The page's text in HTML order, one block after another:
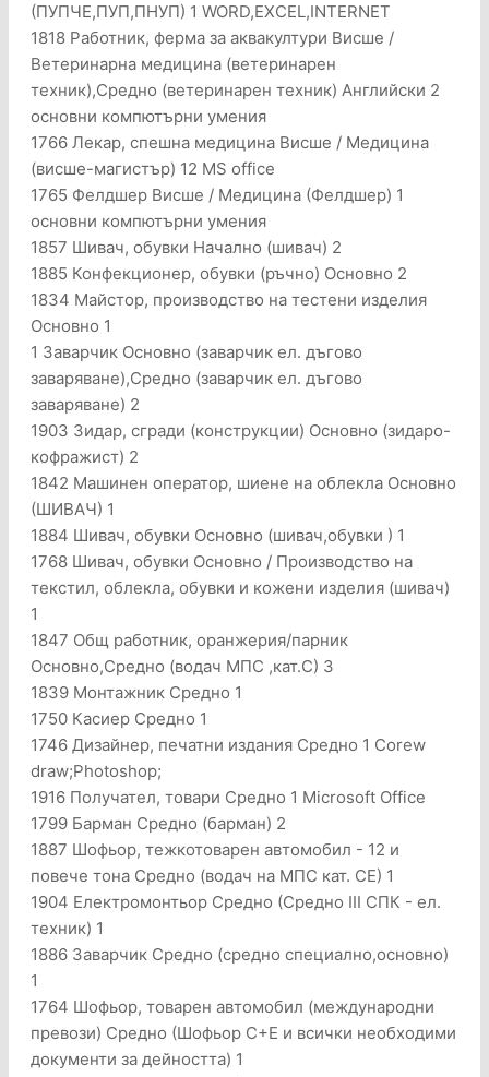
(ПУПЧЕ,ПУП,ПНУП) 1 WORD,EXCEL,INTERNET
1818 Работник, ферма за аквакултури Висше /
Ветеринарна медицина (ветеринарен
техник),Средно (ветеринарен техник) Английски 2
основни компютърни умения
1766 Лекар, спешна медицина Висше / Медицина
(висше-магистър) 12 МS office
1765 Фелдшер Висше / Медицина (Фелдшер) 1
основни компютърни умения
1857 Шивач, обувки Начално (шивач) 2
1885 Конфекционер, обувки (ръчно) Основно 2
1834 Майстор, производство на тестени изделия
Основно 1
1 Заварчик Основно (заварчик ел. дъгово
заваряване),Средно (заварчик ел. дъгово
заваряване) 2
1903 Зидар, сгради (конструкции) Основно (зидаро-
кофражист) 2
1842 Машинен оператор, шиене на облекла Основно
(ШИВАЧ) 1
1884 Шивач, обувки Основно (шивач,обувки ) 1
1768 Шивач, обувки Основно / Производство на
текстил, облекла, обувки и кожени изделия (шивач)
1
1847 Общ работник, оранжерия/парник
Основно,Средно (водач МПС ,кат.С) 3
1839 Монтажник Средно 1
1750 Касиер Средно 1
1746 Дизайнер, печатни издания Средно 1 Corew
draw;Photoshop;
1916 Получател, товари Средно 1 Microsoft Office
1799 Барман Средно (барман) 2
1887 Шофьор, тежкотоварен автомобил - 12 и
повече тона Средно (водач на МПС кат. СЕ) 1
1904 Електромонтьор Средно (Средно III СПК - ел.
техник) 1
1886 Заварчик Средно (средно специално,основно)
1
1764 Шофьор, товарен автомобил (международни
превози) Средно (Шофьор C+E и всички необходими
документи за дейността) 1